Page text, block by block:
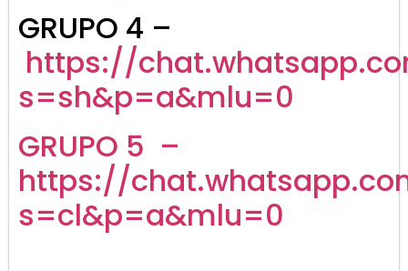
GRUPO 4 –
https://
s=sh&p=a&mlu=0
GRUPO 5 –
https://
s=cl&p=a&mlu=0